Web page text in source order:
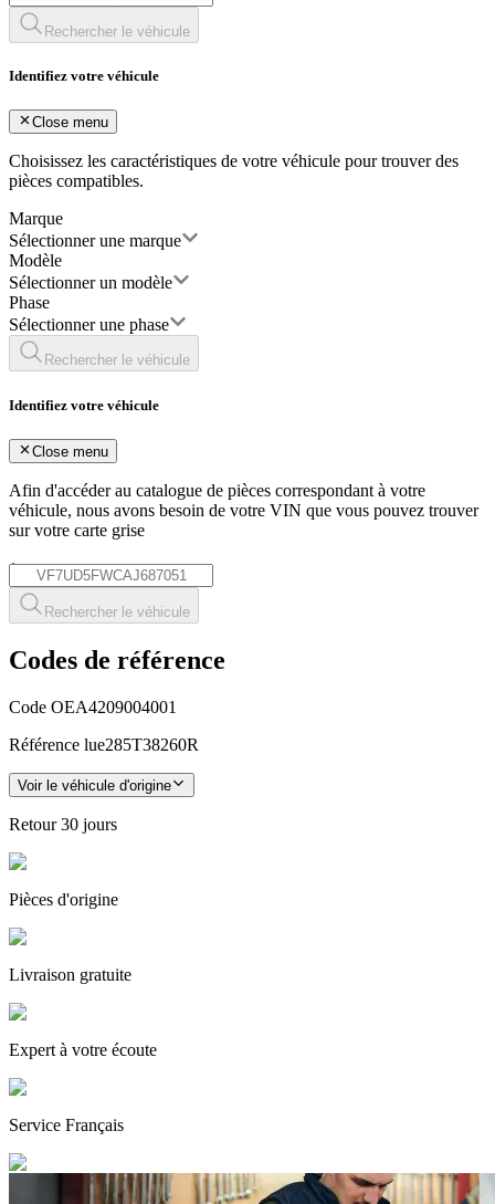
Rechercher le véhicule
Identifiez votre véhicule
Close menu
Choisissez les caractéristiques de votre véhicule pour trouver des
pièces compatibles.
Marque
Sélectionner une marque
Modèle
Sélectionner un modèle
Phase
Sélectionner une phase
Rechercher le véhicule
Identifiez votre véhicule
Close menu
Afin d'accéder au catalogue de pièces correspondant à votre
véhicule, nous avons besoin de votre VIN que vous pouvez trouver
sur votre carte grise
*
Rechercher le véhicule
Codes de référence
Code OEA4209004001
Référence lue285T38260R
Voir le véhicule d'origine
Retour30 jours
Pièces d'origine
Livraison gratuite
Expert à votre écoute
Service Français